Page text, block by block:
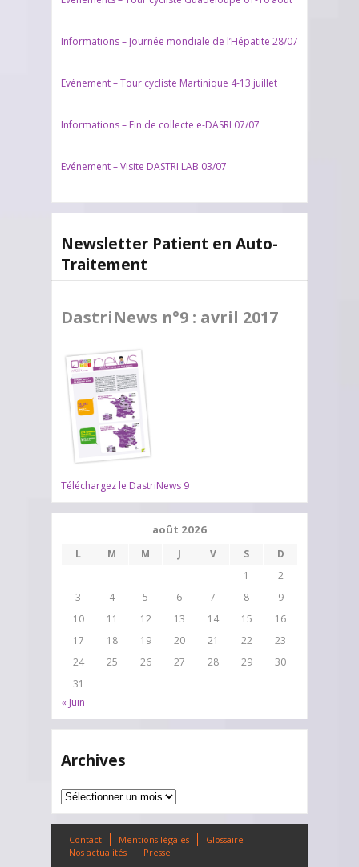
Informations – Journée mondiale de l’Hépatite 28/07
Evénement – Tour cycliste Martinique 4-13 juillet
Informations – Fin de collecte e-DASRI 07/07
Evénement – Visite DASTRI LAB 03/07
Newsletter Patient en Auto-
Traitement
DastriNews n°9 : avril 2017
Téléchargez le DastriNews 9
août 2026
L M M J V S
D
1
2
3
4 5 6 7 8
9
10
11 12 13 14 15
16
17
18 19 20 21 22
23
24
25 26 27 28 29
30
31
« Juin
Archives
Archives
Contact Mentions légales
Glossaire
Nos actualités
Presse